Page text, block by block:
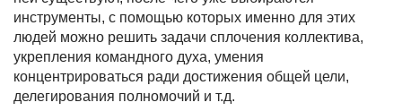
инструменты, с помощью которых именно для этих
людей можно решить задачи сплочения коллектива,
укрепления командного духа, умения
концентрироваться ради достижения общей цели,
делегирования полномочий и т.д.